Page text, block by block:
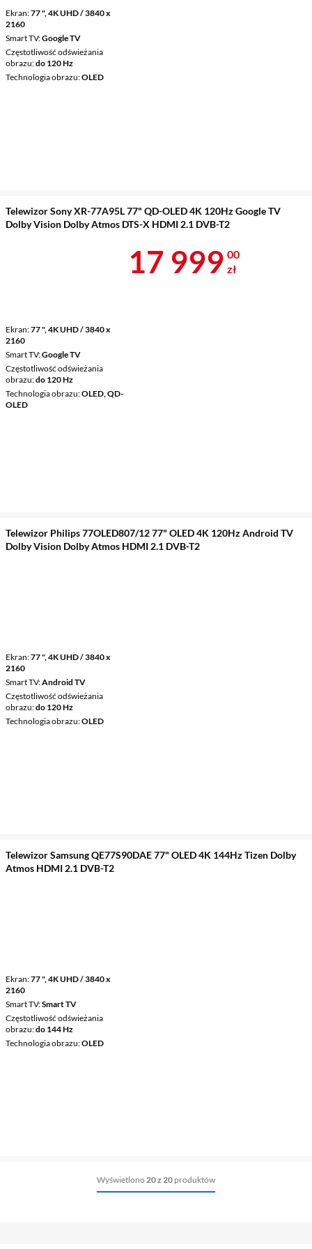
Ekran 77 ", 4K UHD / 3840 x
2160
Smart TV Google TV
Częstotliwość odświeżania
obrazu do 120 Hz
Technologia obrazu OLED
Telewizor Sony XR-77A95L 77" QD-OLED 4K 120Hz Google TV
Dolby Vision Dolby Atmos DTS-X HDMI 2.1 DVB-T2
Ekran 77 ", 4K UHD / 3840 x
2160
Smart TV Google TV
Częstotliwość odświeżania
obrazu do 120 Hz
Technologia obrazu OLED, QD-
OLED
Cena 17 999
17 999 00
zł
Telewizor Philips 77OLED807/12 77" OLED 4K 120Hz Android TV
Dolby Vision Dolby Atmos HDMI 2.1 DVB-T2
Ekran 77 ", 4K UHD / 3840 x
2160
Smart TV Android TV
Częstotliwość odświeżania
obrazu do 120 Hz
Technologia obrazu OLED
Telewizor Samsung QE77S90DAE 77" OLED 4K 144Hz Tizen Dolby
Atmos HDMI 2.1 DVB-T2
Ekran 77 ", 4K UHD / 3840 x
2160
Smart TV Smart TV
Częstotliwość odświeżania
obrazu do 144 Hz
Technologia obrazu OLED
Wyświetlono 20 z 20 produktów